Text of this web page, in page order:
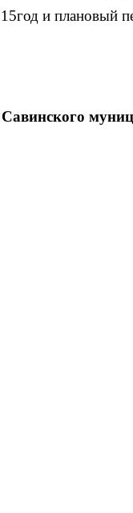
и плановый
Савинского